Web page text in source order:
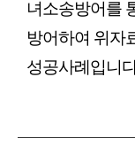
녀소송방어를
방어하여 위자
성공사례입니